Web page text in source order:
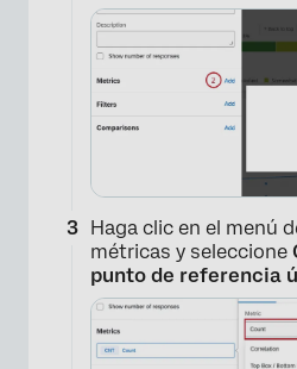
Haga clic en el menú
métricas y seleccione
punto de referencia